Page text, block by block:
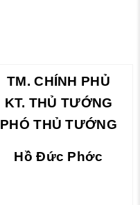
TM. CHÍNH PHỦ
KT. THỦ TƯỚNG
PHÓ THỦ TƯỚNG
Hồ Đức Phớc